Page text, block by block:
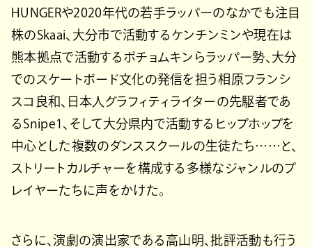
HUNGERや2020年代の若手ラッパーのなかでも注目
株のSkaai、大分市で活動するケンチンミンや現在は
熊本拠点で活動するポチョムキンらラッパー勢、大分
でのスケートボード文化の発信を担う相原フランシ
スコ良和、日本人グラフィティライターの先駆者であ
るSnipe1、そして大分県内で活動するヒップホップを
中心とした複数のダンススクールの生徒たち……と、
ストリートカルチャーを構成する多様なジャンルのプ
レイヤーたちに声をかけた。
さらに、演劇の演出家である高山明、批評活動も行う